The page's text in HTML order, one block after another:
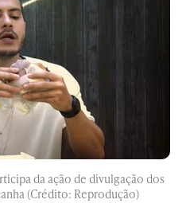
da ação de divulgação dos
(Crédito: Reprodução)